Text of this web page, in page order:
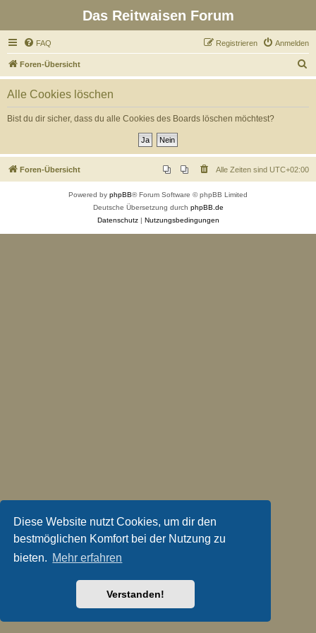
Diese Website nutzt Cookies, um dir den
bestmöglichen Komfort bei der Nutzung zu
bieten. Mehr erfahren
Verstanden!
Das Reitwaisen Forum
FAQ Anmelden
Registrieren
Foren-Übersicht
u
Alle Cookies löschen
Bist du dir sicher, dass du alle Cookies des Boards löschen möchtest?
Foren-Übersicht Alle Zeiten sind UTC+02:00
Powered by phpBB® Forum Software © phpBB Limited
Deutsche Übersetzung durch phpBB.de
Datenschutz| Nutzungsbedingungen